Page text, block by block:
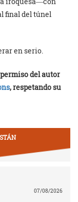
final del túnel
en serio.
del autor
, respetando su
07/08/2026